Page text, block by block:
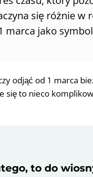
się różnie w
marca jako
odjąć od 1 marca
się to nieco
to do